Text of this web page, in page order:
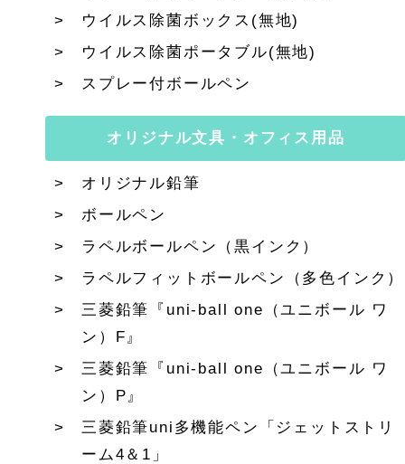
ウイルス除菌ボックス(無地)
ウイルス除菌ポータブル(無地)
スプレー付ボールペン
オリジナル文具・オフィス用品
オリジナル鉛筆
ボールペン
ラペルボールペン（黒インク）
ラペルフィットボールペン（多色インク）
三菱鉛筆『uni-ball one（ユニボール ワ
ン）F』
三菱鉛筆『uni-ball one（ユニボール ワ
ン）P』
三菱鉛筆uni多機能ペン「ジェットストリ
ーム4＆1」